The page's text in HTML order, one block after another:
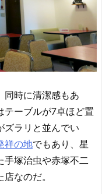
同時に清潔感もあ
テーブルが7卓ほど置
ズラリと並んでい
祥の地でもあり、星
手塚治虫や赤塚不二
なのだ。